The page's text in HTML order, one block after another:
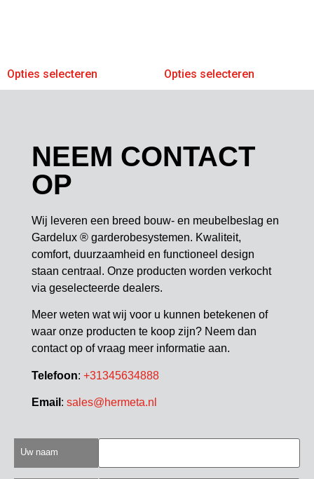
Opties selecteren Opties selecteren
NEEM CONTACT
OP
Wij leveren een breed bouw- en meubelbeslag en
Gardelux ® garderobesystemen. Kwaliteit,
comfort, duurzaamheid en functioneel design
staan centraal. Onze producten worden verkocht
via geselecteerde dealers.
Meer weten wat wij voor u kunnen betekenen of
waar onze producten te koop zijn? Neem dan
contact op of vraag meer informatie aan.
Telefoon: +31345634888
Email : sales@hermeta.nl
Uw naam